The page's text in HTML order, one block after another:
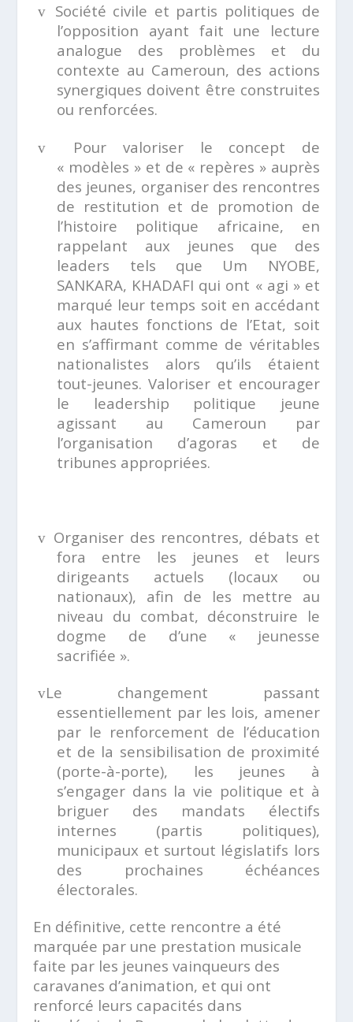
v
Société civile et partis politiques de
l’opposition ayant fait une lecture
analogue des problèmes et du
contexte au Cameroun, des actions
synergiques doivent être construites
ou renforcées.
v
Pour valoriser le concept de
« modèles » et de « repères » auprès
des jeunes, organiser des rencontres
de restitution et de promotion de
l’histoire politique africaine, en
rappelant aux jeunes que des
leaders tels que Um NYOBE,
SANKARA, KHADAFI qui ont « agi » et
marqué leur temps soit en accédant
aux hautes fonctions de l’Etat, soit
en s’affirmant comme de véritables
nationalistes alors qu’ils étaient
tout-jeunes. Valoriser et encourager
le leadership politique jeune
agissant au Cameroun par
l’organisation d’agoras et de
tribunes appropriées.
v Organiser des rencontres, débats et
fora entre les jeunes et leurs
dirigeants actuels (locaux ou
nationaux), afin de les mettre au
niveau du combat, déconstruire le
dogme de d’une « jeunesse
sacrifiée ».
vLe changement passant
essentiellement par les lois, amener
par le renforcement de l’éducation
et de la sensibilisation de proximité
(porte-à-porte), les jeunes à
s’engager dans la vie politique et à
briguer des mandats électifs
internes (partis politiques),
municipaux et surtout législatifs lors
des prochaines échéances
électorales.
En définitive, cette rencontre a été
marquée par une prestation musicale
faite par les jeunes vainqueurs des
caravanes d’animation, et qui ont
renforcé leurs capacités dans